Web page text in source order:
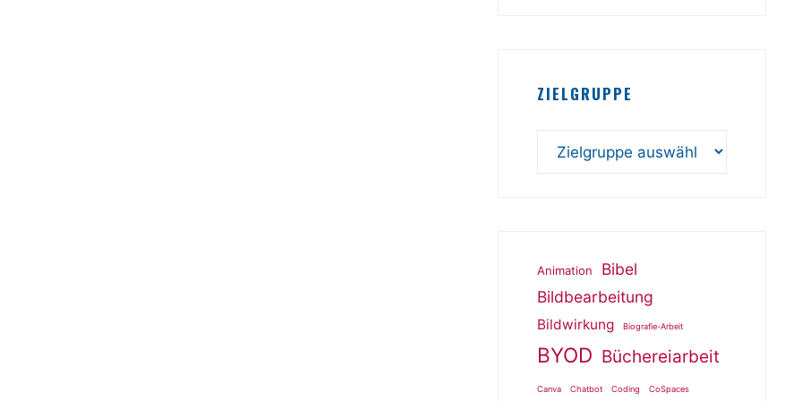
ZIELGRUPPE
Animation
Bibel
Bildbearbeitung
Bildwirkung Biografie-Arbeit
BYOD Büchereiarbeit
Canva Chatbot Coding CoSpaces